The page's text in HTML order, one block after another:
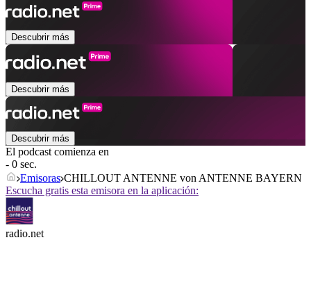
Descubrir más
Descubrir más
Descubrir más
El podcast comienza en
- 0 sec.
Emisoras CHILLOUT ANTENNE von ANTENNE BAYERN
Escucha gratis esta emisora en la aplicación:
radio.net